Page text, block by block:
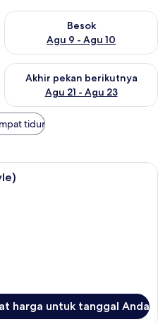
ini Agu 8 - Agu 9
Besok
Agu 9 - Agu 10
Periksa ketersediaan untuk
ini Agu 14 - Agu 16
Akhir pekan berikutnya
Agu 21 - Agu 23
Periksa ketersediaan untuk
tidur
Kamar (Japanese Western Style) |
harga untuk tanggal Anda